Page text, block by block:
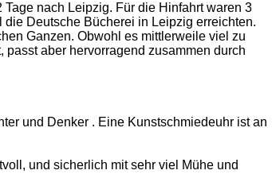
nach Leipzig. Für die Hinfahrt waren 3
Deutsche Bücherei in Leipzig erreichten.
Ganzen. Obwohl es mittlerweile viel zu
aber hervorragend zusammen durch
und Denker . Eine Kunstschmiedeuhr ist an
und sicherlich mit sehr viel Mühe und